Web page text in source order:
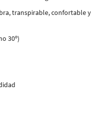
transpirable, confortable y
30º)